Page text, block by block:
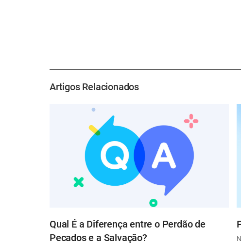
Artigos Relacionados
Qual É a Diferença entre o Perdão de
Pecados e a Salvação?